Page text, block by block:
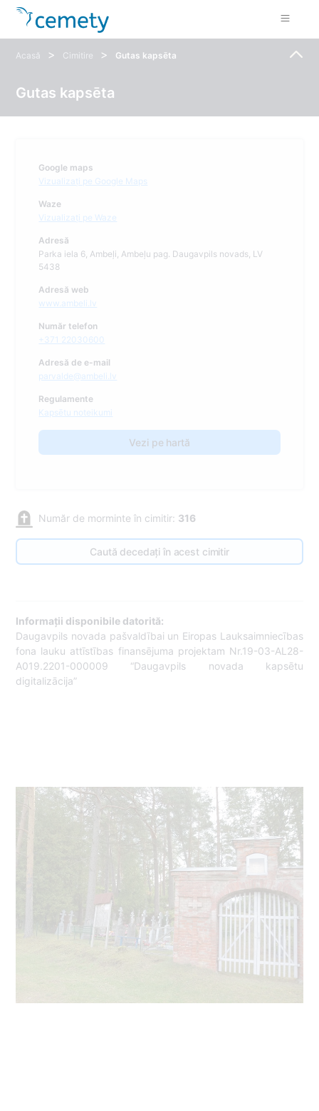
Acasă > Cimitire > Gutas kapsēta
Gutas kapsēta
Google maps
Vizualizați pe Google Maps
Waze
Vizualizați pe Waze
Adresă
Parka iela 6, Ambeļi, Ambeļu pag. Daugavpils novads, LV
5438
Adresă web
www.ambeli.lv
Număr telefon
+371 22030600
Adresă de e-mail
parvalde@ambeli.lv
Regulamente
Kapsētu noteikumi
Vezi pe hartă
Număr de morminte în cimitir: 316
Caută decedați în acest cimitir
Informații disponibile datorită:
Daugavpils novada pašvaldībai un Eiropas Lauksaimniecības
fona lauku attīstības finansējuma projektam Nr.19-03-AL28-
A019.2201-000009 “Daugavpils novada kapsētu
digitalizācija”